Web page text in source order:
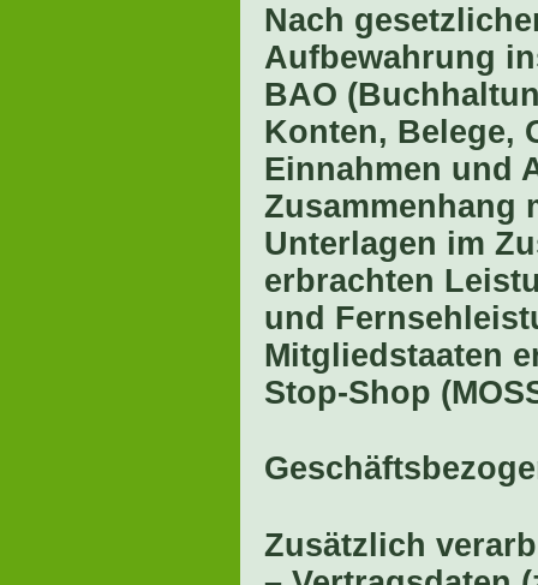
Nach
Aufbewahrung
BAO
Konten, Belege,
Einnahmen und
Zusammenhang
Unterlagen im
erbrachten
und
Mitgliedstaaten
Stop-Shop
Zusätzlich